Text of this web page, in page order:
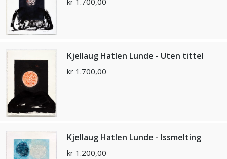
Kjellaug Hatlen Lunde - Uten tittel
kr 1.700,00
Kjellaug Hatlen Lunde - Issmelting
kr 1.200,00